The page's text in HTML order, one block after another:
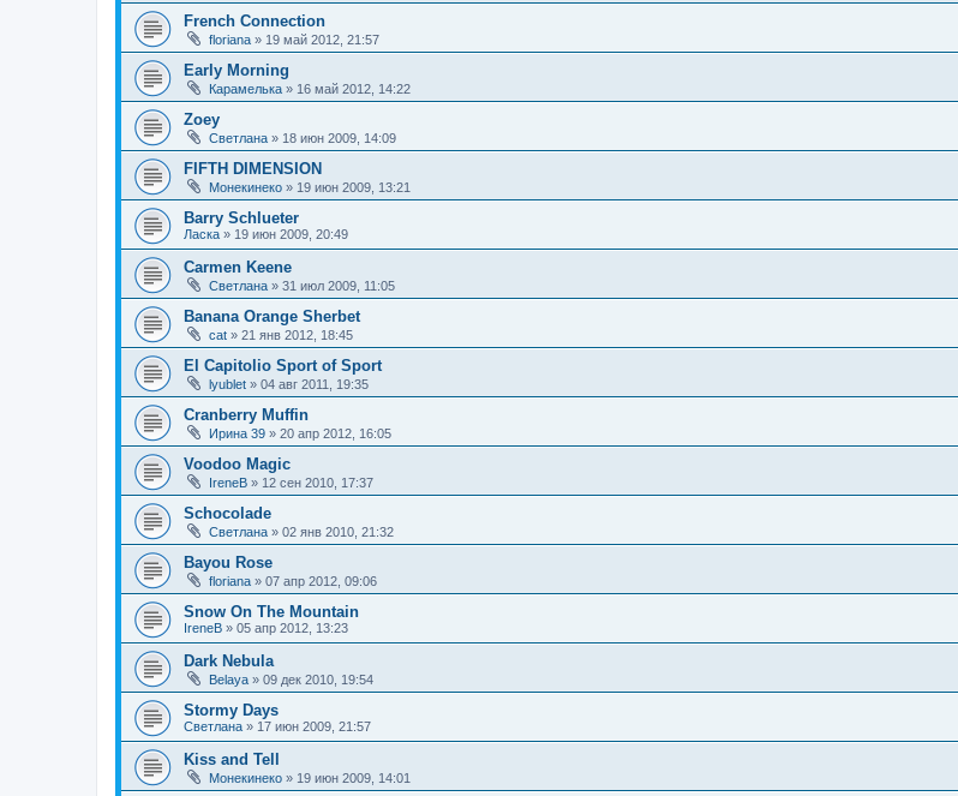
French Connection
floriana » 19 май 2012, 21:57
Early Morning
Карамелька » 16 май 2012, 14:22
Zoey
Светлана » 18 июн 2009, 14:09
FIFTH DIMENSION
Монекинеко » 19 июн 2009, 13:21
Barry Schlueter
Ласка » 19 июн 2009, 20:49
Carmen Keene
Светлана » 31 июл 2009, 11:05
Banana Orange Sherbet
cat » 21 янв 2012, 18:45
El Capitolio Sport of Sport
lyublet » 04 авг 2011, 19:35
Cranberry Muffin
Ирина 39 » 20 апр 2012, 16:05
Voodoo Magic
IreneB » 12 сен 2010, 17:37
Schocolade
Светлана » 02 янв 2010, 21:32
Bayou Rose
floriana » 07 апр 2012, 09:06
Snow On The Mountain
IreneB » 05 апр 2012, 13:23
Dark Nebula
Belaya » 09 дек 2010, 19:54
Stormy Days
Светлана » 17 июн 2009, 21:57
Kiss and Tell
Монекинеко » 19 июн 2009, 14:01